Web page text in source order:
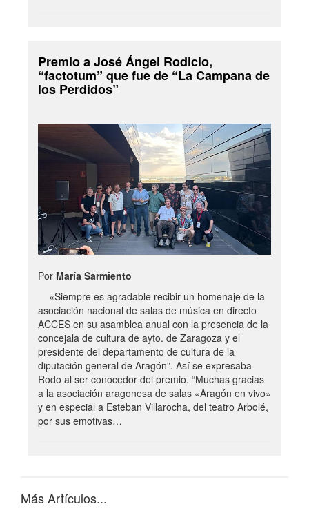
Premio a José Ángel Rodicio,
“factotum” que fue de “La Campana de
los Perdidos”
Por María Sarmiento
«Siempre es agradable recibir un homenaje de la
asociación nacional de salas de música en directo
ACCES en su asamblea anual con la presencia de la
concejala de cultura de ayto. de Zaragoza y el
presidente del departamento de cultura de la
diputación general de Aragón”. Así se expresaba
Rodo al ser conocedor del premio. “Muchas gracias
a la asociación aragonesa de salas «Aragón en vivo»
y en especial a Esteban Villarocha, del teatro Arbolé,
por sus emotivas…
Más Artículos...